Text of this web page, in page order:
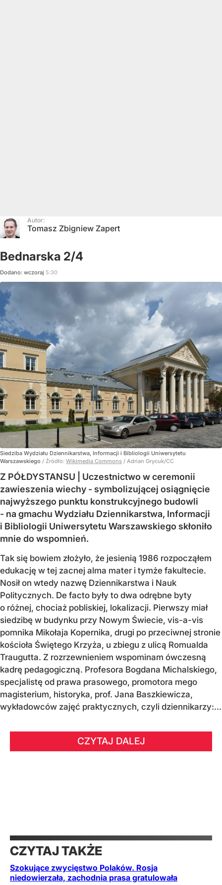
Autor:
Tomasz Zbigniew Zapert
Bednarska 2/4
Dodano: wczoraj 5:30
Siedziba Wydziału Dziennikarstwa, Informacji i Bibliologii Uniwersytetu
Warszawskiego / Źródło: Wikimedia Commons / Adrian Grycuk/CC
Z PÓŁDYSTANSU | Uczestnictwo w ceremonii
zawieszenia wiechy - symbolizującej osiągnięcie
najwyższego punktu konstrukcyjnego budowli
- na gmachu Wydziału Dziennikarstwa, Informacji
i Bibliologii Uniwersytetu Warszawskiego skłoniło
mnie do wspomnień.
Tak się bowiem złożyło, że jesienią 1986 rozpocząłem
edukację w tej zacnej alma mater i tymże fakultecie.
Nosił on wtedy nazwę Dziennikarstwa i Nauk
Politycznych. De facto były to dwa odrębne byty
o różnej, chociaż pobliskiej, lokalizacji. Pierwszy miał
siedzibę w budynku przy Nowym Świecie, vis-a-vis
pomnika Mikołaja Kopernika, drugi po przeciwnej stronie
kościoła Świętego Krzyża, u zbiegu z ulicą Romualda
Traugutta. Z rozrzewnieniem wspominam ówczesną
kadrę pedagogiczną. Profesora Bogdana Michalskiego,
specjalistę od prawa prasowego, promotora mego
magisterium, historyka, prof. Jana Baszkiewicza,
wykładowców zajęć praktycznych, czyli dziennikarzy:...
CZYTAJ DALEJ
CZYTAJ TAKŻE
Szokujące zwycięstwo Polaków. Rosja
niedowierzała, zachodnia prasa gratulowała